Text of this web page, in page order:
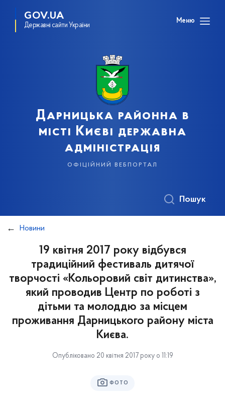
GOV.UA
Державні сайти України
Меню
Дарницька районна в
місті Києві державна
адміністрація
офіційний вебпортал
Пошук
Новини
19 квітня 2017 року відбувся
традиційний фестиваль дитячої
творчості «Кольоровий світ дитинства»,
який проводив Центр по роботі з
дітьми та молоддю за місцем
проживання Дарницького району міста
Києва.
Опубліковано 20 квітня 2017 року о 11:19
ФОТО